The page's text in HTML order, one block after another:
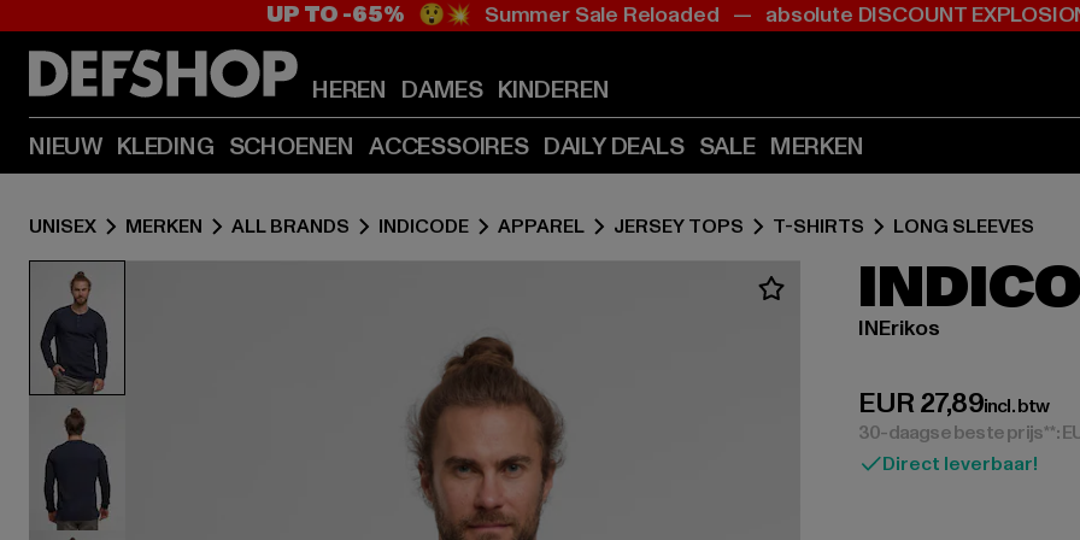
Ga
(Druk
op
Enter)
Ga
(Druk
op
Enter)
UP TO -65% 😲💥 Summer Sale Reloaded — absolute DISCOUNT
HEREN DAMES KINDEREN
NIEUW KLEDING SCHOENEN ACCESSOIRES DAILY DEALS SALE MERKEN
UNISEX MERKEN ALL BRANDS INDICODE APPAREL JERSEY TOPS T-SHIRTS LONG SLEEVES
INErikos
EUR 27,89
Huidige prijs: EUR
incl. btw
30-daagse beste prijs**:
Direct leverbaar!